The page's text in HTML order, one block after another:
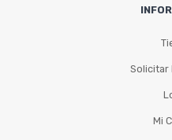
Solicitar
Mi